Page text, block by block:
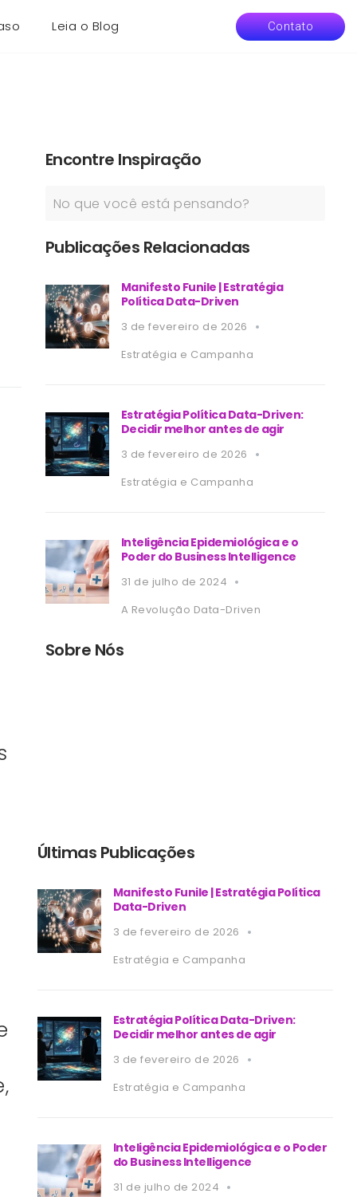
Leia o Blog Contato
Encontre Inspiração
Publicações Relacionadas
Manifesto Funile | Estratégia
Política Data-Driven
3 de fevereiro de 2026
Estratégia e Campanha
Estratégia Política Data-Driven:
Decidir melhor antes de agir
3 de fevereiro de 2026
Estratégia e Campanha
Inteligência Epidemiológica e o
Poder do Business Intelligence
31 de julho de 2024
A Revolução Data-Driven
Sobre Nós
Últimas Publicações
Manifesto Funile | Estratégia Política
Data-Driven
3 de fevereiro de 2026
Estratégia e Campanha
Estratégia Política Data-Driven:
Decidir melhor antes de agir
3 de fevereiro de 2026
Estratégia e Campanha
Inteligência Epidemiológica e o Poder
do Business Intelligence
31 de julho de 2024